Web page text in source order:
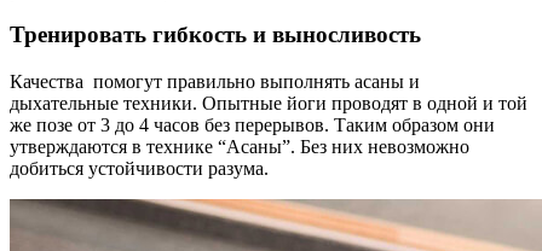
Тренировать гибкость и выносливость
Качества помогут правильно выполнять асаны и
дыхательные техники. Опытные йоги проводят в одной и той
же позе от 3 до 4 часов без перерывов. Таким образом они
утверждаются в технике “Асаны”. Без них невозможно
добиться устойчивости разума.